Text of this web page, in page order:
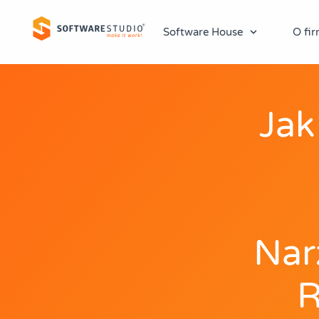
Software House O